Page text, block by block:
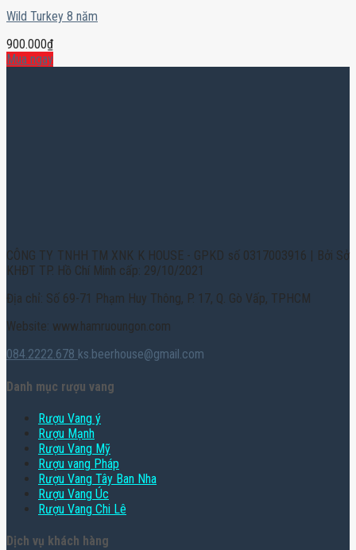
Wild Turkey 8 năm
900.000₫
Mua ngay
CÔNG TY TNHH TM XNK K HOUSE - GPKD số 0317003916 | Bởi Sở
KHĐT TP. Hồ Chí Minh cấp: 29/10/2021
Địa chỉ: Số 69-71 Phạm Huy Thông, P. 17, Q. Gò Vấp, TPHCM
Website: www.hamruoungon.com
084.2222.678 ks.beerhouse@gmail.com
Danh mục rượu vang
Rượu Vang ý
Rượu Mạnh
Rượu Vang Mỹ
Rượu vang Pháp
Rượu Vang Tây Ban Nha
Rượu Vang Úc
Rượu Vang Chi Lê
Dịch vụ khách hàng